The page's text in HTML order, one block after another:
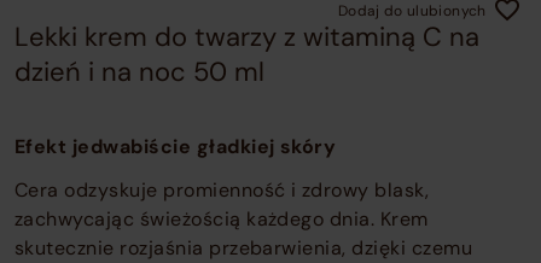
Lekki krem do twarzy z witaminą C na
dzień i na noc 50 ml
Dodaj do ulubionych
Efekt jedwabiście gładkiej skóry
Cera odzyskuje promienność i zdrowy blask,
zachwycając świeżością każdego dnia. Krem
skutecznie rozjaśnia przebarwienia, dzięki czemu